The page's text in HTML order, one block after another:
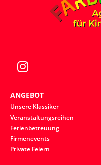
ANGEBOT
Unsere Klassiker
Veranstaltungsreihen
Ferienbetreuung
Firmenevents
Private Feiern